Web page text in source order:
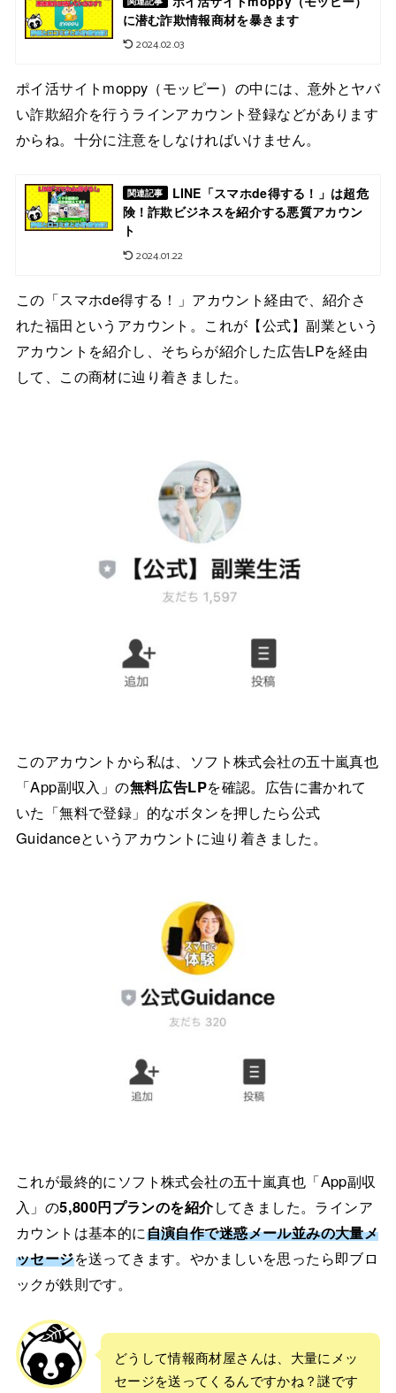
に潜む詐欺情報商材を暴きます
2024.02.03
ポイ活サイトmoppy（モッピー）の中には、意外とヤバ
い詐欺紹介を行うラインアカウント登録などがあります
からね。十分に注意をしなければいけません。
関連記事
LINE「スマホde得する！」は超危
険！詐欺ビジネスを紹介する悪質アカウン
ト
2024.01.22
この「スマホde得する！」アカウント経由で、紹介さ
れた福田というアカウント。これが【公式】副業という
アカウントを紹介し、そちらが紹介した広告LPを経由
して、この商材に辿り着きました。
このアカウントから私は、ソフト株式会社の五十嵐真也
「App副収入」の無料広告LPを確認。広告に書かれて
いた「無料で登録」的なボタンを押したら公式
Guidanceというアカウントに辿り着きました。
これが最終的にソフト株式会社の五十嵐真也「App副収
入」の5,800円プランのを紹介してきました。ラインア
カウントは基本的に自演自作で迷惑メール並みの大量メ
ッセージを送ってきます。やかましいを思ったら即ブロ
ックが鉄則です。
どうして情報商材屋さんは、大量にメッ
セージを送ってくるんですかね？謎です